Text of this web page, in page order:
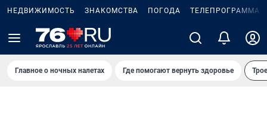
НЕДВИЖИМОСТЬ ЗНАКОМСТВА ПОГОДА ТЕЛЕПРОГРАММА
Главное о ночных налетах Где помогают вернуть здоровье